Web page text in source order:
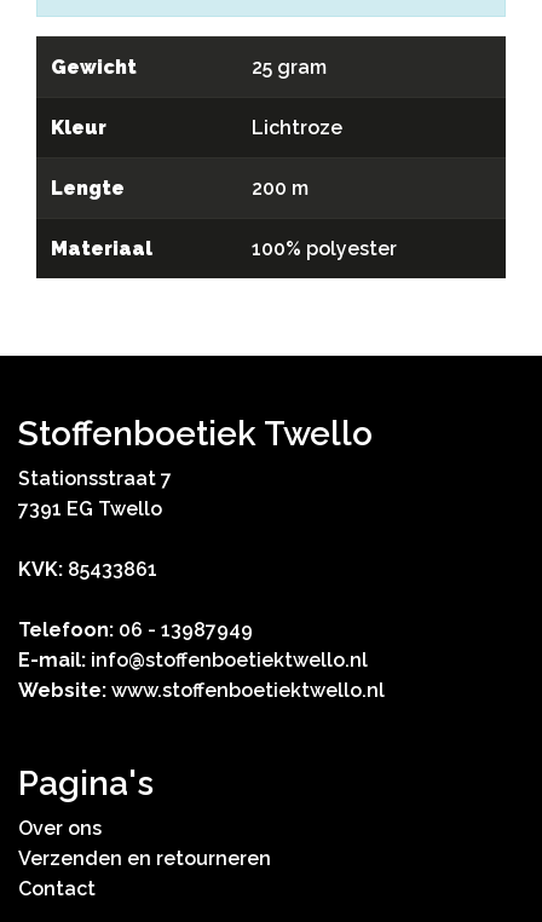
Gewicht 25 gram
Kleur Lichtroze
Lengte 200 m
Materiaal 100% polyester
Stoffenboetiek Twello
Stationsstraat 7
7391 EG Twello
KVK: 85433861
Telefoon: 06 - 13987949
E-mail: info@stoffenboetiektwello.nl
Website: www.stoffenboetiektwello.nl
Pagina's
Over ons
Verzenden en retourneren
Contact